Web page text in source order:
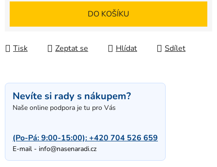
DO KOŠÍKU
Tisk Zeptat se Hlídat Sdílet
Nevíte si rady s nákupem?
Naše online podpora je tu pro Vás
(Po-Pá: 9:00-15:00):+420 704 526 659
E-mail - info@nasenaradi.cz